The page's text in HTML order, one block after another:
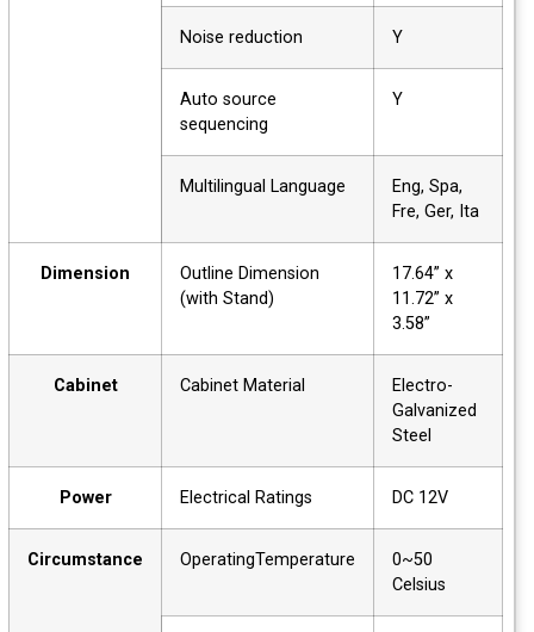
Noise reduction
Auto source
sequencing
Multilingual Language
Eng, Spa,
Fre, Ger, Ita
Dimension
Outline Dimension
(with Stand)
17.64” x
11.72” x
3.58”
Cabinet Cabinet Material
Electro-
Galvanized
Steel
Power Electrical Ratings DC 12V
Circumstance OperatingTemperature
0~50
Celsius